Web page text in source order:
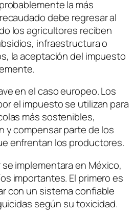
la más
debe regresar al
los agricultores reciben
infraestructura o
la aceptación del impuesto
en el caso europeo. Los
el impuesto se utilizan para
más sostenibles,
y compensar parte de los
enfrentan los productores.
implementara en México,
importantes. El primero es
con un sistema confiable
según su toxicidad.